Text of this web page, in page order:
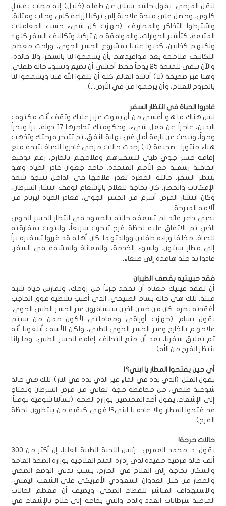
لنقل المرضى. يقول حاشد سيلان عن طفله (خليل) إنه مصاب بفشلٍ
كلوي، وحصل على منحة علاجية إلى تركيا لزراعة كلى وحالب ومثانة،
واشترطوا التذاكر والمصاريف. (جهزت كل شيء حسب المعاملات
المتبعة، كتأشير الجوازات، والموافقة من تركيا، وتكاليف السفر كلها؛
ولكنهم كذابين، كذبوا علينا بمشروع الجسر الجوي، وراحت معظم
التكاليف ملاحقة بعد مواعيدهم بأن يسمحوا لنا بالسفر، ولا فائدة،
والآن تبقى للمنحة 25 يوماً فقط أخشى أن تضيع وتسوء حالة طفلي.
وهنا عبر صحيفة (لا) أناشد العالم كله أن يتقوا الله فينا ويسمحوا لنا
بالخروج للعلاج، وأن يرحموا من في الأرض...).
غادروا الحياة في انتظار السفر
ليس هناك ما هو أقسى من أن يموت عزيز عليك وتقف أنت مكتوف
اليدين، عاجزاً عن فعل شيء، وحكومتك تحاصرها 17 دولة، براً وبحراً
وجواً، وتبحث عن بارقة أملٍ في نهايةِ النفق، ثم تتبخر فرحتك وتذهب
هباء منثورا... صحيفة (لا) رصدت حالات مرضى غادروا الحياة نتيجة منع
إقامة جسر جوي طبي لتسفيرهم وعلاجهم بالخارج، رغم توقيع
اتفاقية رسمية مع الأمم المتحدة. ماجد جعوان غادر الحياة وهو
ينتظر السفر. حالته الخطرة تعذر علاجها في الداخل نتيجة شحة
الإمكانات والحصار. كان بحاجة للعلاج بالإشعاع لوقف انتشار السرطان،
وكان انتشار المرض أسرع من الجسر الجوي، فغادر الحياة ليرتاح من
آلامه المبرحة.
يحيى داعر قائد لم تسعفه حالته بالصمود في انتظار الجسر الجوي
الذي تم الاتفاق عليه لحظة فرح تبخرت سريعاً، وانتهت بمفارقته
للحياة، مخلفا وراءه طفلين ووالدتهما. كان أهله قد قرروا تسفيره براً
إلى مطار سيئون، ولسوء الخدمة، والمعاناة والمشقة في السفر،
عادوا به جثة هامدة إلى صنعاء.
فقد حبيبتيه بقصف الطيران
أن تفقد عينيك معناه أن تفقد جزءاً من روحك، وتمارس حياة شبه
ميتة. تلك هي حالة بسام الصبيحي، الذي أصيب بشظية فوق الحاجب
أفقدته بصره. كان من ضمن الذين سيسافرون عبر الجسر الطبي الجوي.
يقول بسام: (جهزت أوراقي ومعاملتي لأكون ضمن من سيتم
علاجهم بالخارج وعبر الجسر الجوي الطبي، ولكن للأسف أبلغونا أنه
تم تعليق سفرنا، بعد أن منع التحالف إقامة الجسر الطبي، وما زلنا
ننتظر الفرج من الله).
أي حين يفتحوا المطار يا ابني؟!
يقول المثل: (الذي يده في الماءِ غير الذي يده في النار). تلك هي حالة
شوعية طلحي، من محافظة حجة. تعاني من مرضِ السرطان وتحتاج
إلى الإشعاع. يقول أحد المختصين بوزارةِ الصحة: (تسألنا شوعية يومياً:
قد فتحوا المطار والا عاده يا ابني؟! فهي كبقيةِ من ينتظرون لحظة
الفرج).
حالات حرجة!
يقول: د. محمد العمري ـ رئيس اللجنة الطبية العليا، إن أكثر من 300
ألف حالة مرضية مقيدة لدى إدارة المنح العلاجية بوزارة الصحة العامة
والسكان بحاجة إلى العلاج في الخارج، بسبب تدني الوضع الصحي
والحصار من قبل العدوان السعودي الأمريكي على الشعب اليمني،
والاستهداف المباشر للقطاع الصحي. ويضيف أن معظم الحالات
المرضية سرطانات الغدد والدم والتي بحاجة إلى علاج بالإشعاع في